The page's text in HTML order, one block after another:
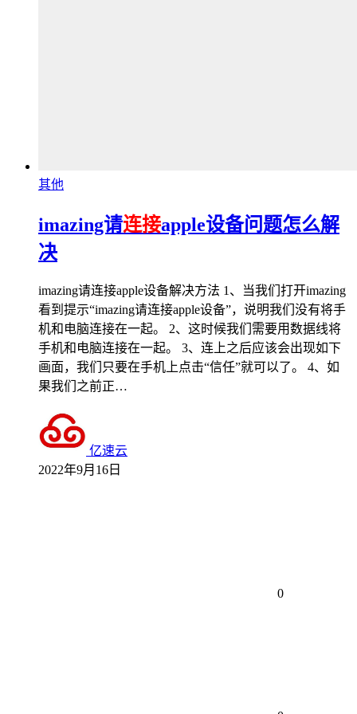
其他
imazing请连接apple设备问题怎么解
决
imazing请连接apple设备解决方法 1、当我们打开imazing
看到提示“imazing请连接apple设备”，说明我们没有将手
机和电脑连接在一起。 2、这时候我们需要用数据线将
手机和电脑连接在一起。 3、连上之后应该会出现如下
画面，我们只要在手机上点击“信任”就可以了。 4、如
果我们之前正…
亿速云
2022年9月16日
0